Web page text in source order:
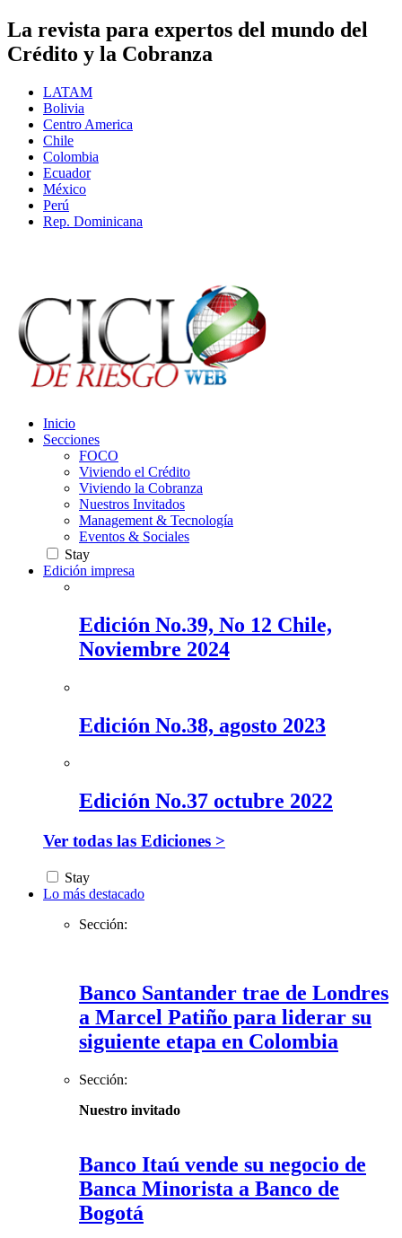
La revista para expertos del mundo del
Crédito y la Cobranza
LATAM
Bolivia
Centro America
Chile
Colombia
Ecuador
México
Perú
Rep. Dominicana
Inicio
Secciones
FOCO
Viviendo el Crédito
Viviendo la Cobranza
Nuestros Invitados
Management & Tecnología
Eventos & Sociales
Stay
Edición impresa
Edición No.39, No 12 Chile,
Noviembre 2024
Edición No.38, agosto 2023
Edición No.37 octubre 2022
Ver todas las Ediciones >
Stay
Lo más destacado
Sección:
Banco Santander trae de Londres
a Marcel Patiño para liderar su
siguiente etapa en Colombia
Sección:
Nuestro invitado
Banco Itaú vende su negocio de
Banca Minorista a Banco de
Bogotá